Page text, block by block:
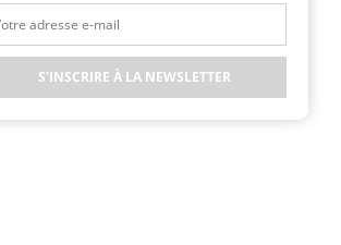
S'INSCRIRE À LA NEWSLETTER